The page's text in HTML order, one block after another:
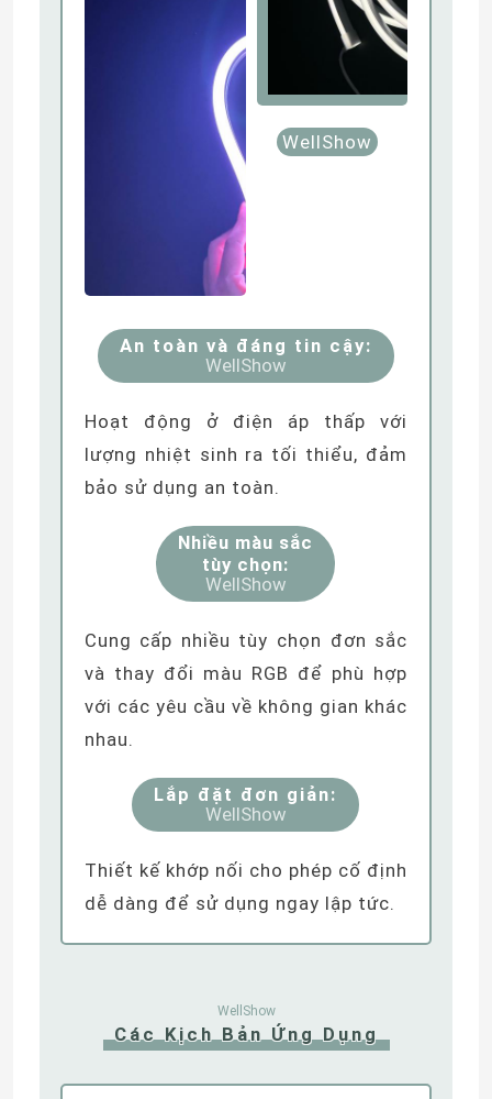
WellShow
An toàn và đáng tin cậy:
WellShow
Hoạt động ở điện áp thấp với
lượng nhiệt sinh ra tối thiểu, đảm
bảo sử dụng an toàn.
Nhiều màu sắc
tùy chọn:
WellShow
Cung cấp nhiều tùy chọn đơn sắc
và thay đổi màu RGB để phù hợp
với các yêu cầu về không gian khác
nhau.
Lắp đặt đơn giản:
WellShow
Thiết kế khớp nối cho phép cố định
dễ dàng để sử dụng ngay lập tức.